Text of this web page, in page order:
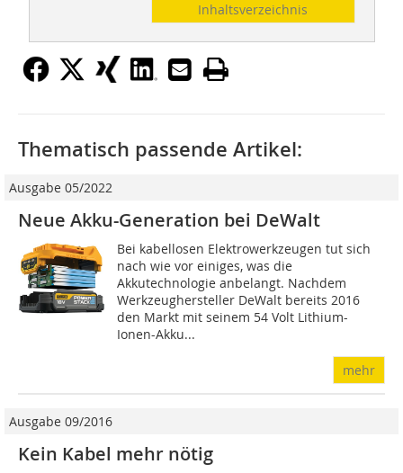
Inhaltsverzeichnis
Thematisch passende Artikel:
Ausgabe 05/2022
Neue Akku-Generation bei DeWalt
Bei kabellosen Elektrowerkzeugen tut sich
nach wie vor einiges, was die
Akkutechnologie anbelangt. Nachdem
Werkzeughersteller DeWalt bereits 2016
den Markt mit seinem 54 Volt Lithium-
Ionen-Akku...
mehr
Ausgabe 09/2016
Kein Kabel mehr nötig